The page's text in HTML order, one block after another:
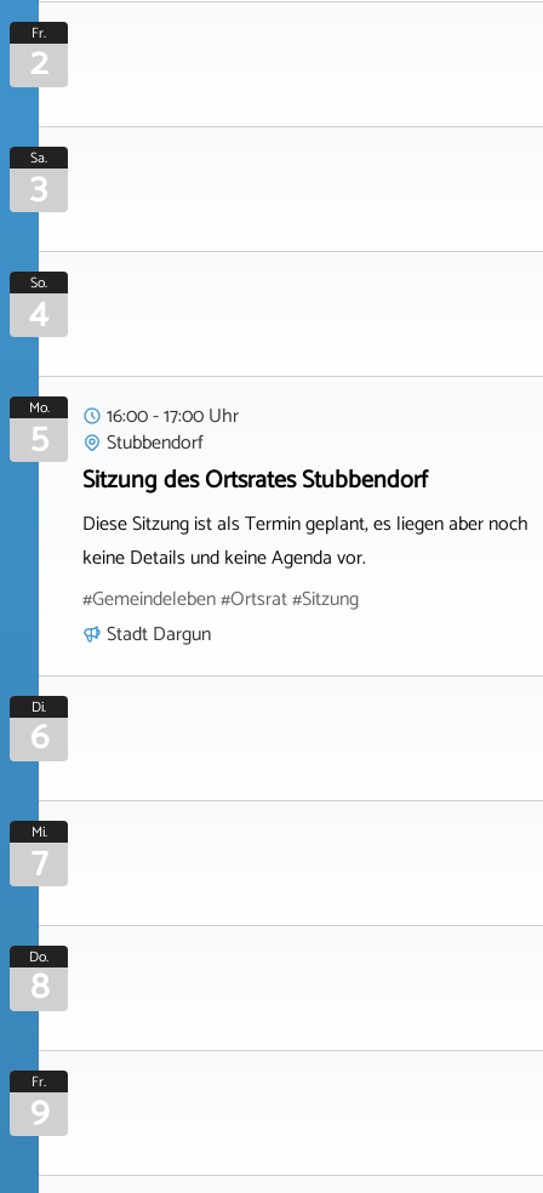
Fr.
2
Sa.
3
So.
4
Mo.
5
16:00 - 17:00 Uhr
Stubbendorf
Sitzung des Ortsrates Stubbendorf
Diese Sitzung ist als Termin geplant, es liegen aber noch
keine Details und keine Agenda vor.
#Gemeindeleben #Ortsrat #Sitzung
Stadt Dargun
Di.
6
Mi.
7
Do.
8
Fr.
9